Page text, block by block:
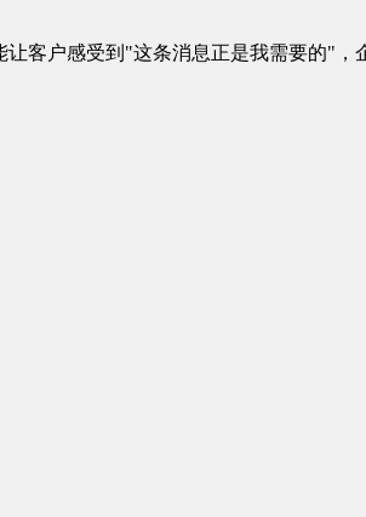
客户感受到"这条消息正是我需要的"，